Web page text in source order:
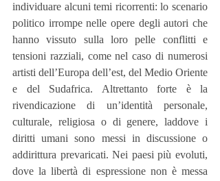
individuare alcuni temi ricorrenti: lo scenario
politico irrompe nelle opere degli autori che
hanno vissuto sulla loro pelle conflitti e
tensioni razziali, come nel caso di numerosi
artisti dell’Europa dell’est, del Medio Oriente
e del Sudafrica. Altrettanto forte è la
rivendicazione di un’identità personale,
culturale, religiosa o di genere, laddove i
diritti umani sono messi in discussione o
addirittura prevaricati. Nei paesi più evoluti,
dove la libertà di espressione non è messa